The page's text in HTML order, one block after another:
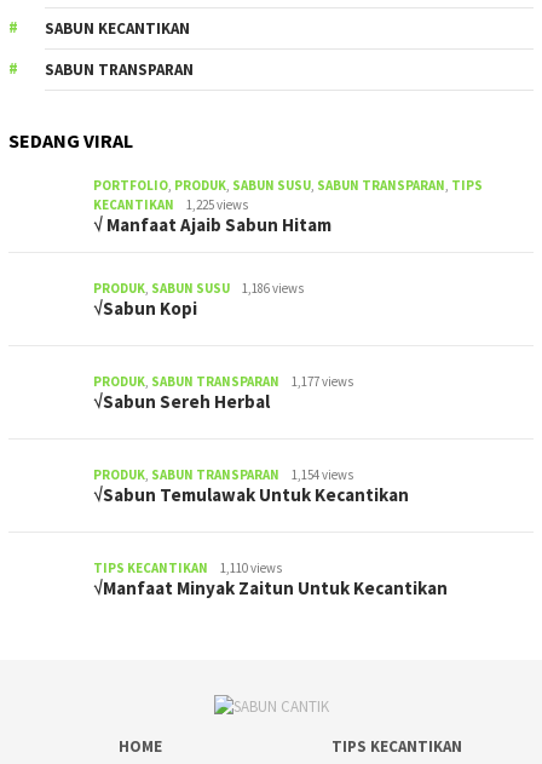
SABUN KECANTIKAN
SABUN TRANSPARAN
SEDANG VIRAL
PORTFOLIO PRODUK SABUN SUSU SABUN TRANSPARAN TIPS
KECANTIKAN
1,225 views
√ Manfaat Ajaib Sabun Hitam
PRODUK SABUN SUSU 1,186 views
√Sabun Kopi
PRODUK SABUN TRANSPARAN 1,177 views
√Sabun Sereh Herbal
PRODUK SABUN TRANSPARAN 1,154 views
√Sabun Temulawak Untuk Kecantikan
TIPS KECANTIKAN 1,110 views
√Manfaat Minyak Zaitun Untuk Kecantikan
HOME TIPS KECANTIKAN